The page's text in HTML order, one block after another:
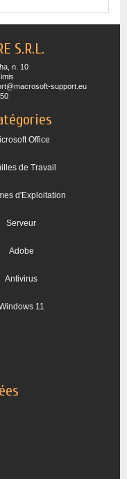
S.R.L.
n. 10
support.eu
Office
de Travail
d'Exploitation
Serveur
Adobe
Antivirus
11